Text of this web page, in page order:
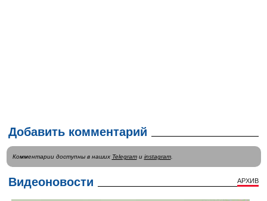
Добавить комментарий
Комментарии доступны в наших Telegramи instagram.
Видеоновости АРХИВ